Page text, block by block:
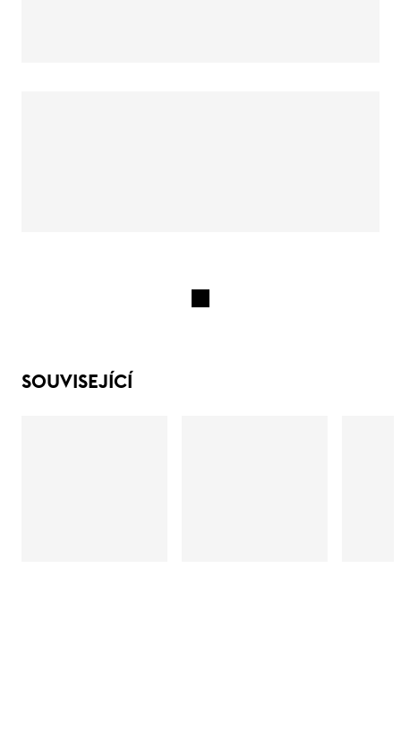
SOUVISEJÍCÍ